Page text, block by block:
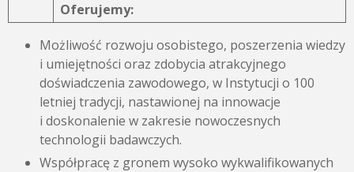
Oferujemy:
Możliwość rozwoju osobistego, poszerzenia wiedzy
i umiejętności oraz zdobycia atrakcyjnego
doświadczenia zawodowego, w Instytucji o 100
letniej tradycji, nastawionej na innowacje
i doskonalenie w zakresie nowoczesnych
technologii badawczych.
Współpracę z gronem wysoko wykwalifikowanych